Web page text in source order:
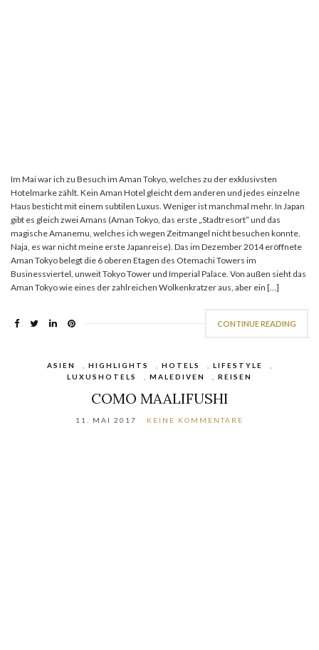
Im Mai war ich zu Besuch im Aman Tokyo, welches zu der exklusivsten
Hotelmarke zählt. Kein Aman Hotel gleicht dem anderen und jedes einzelne
Haus besticht mit einem subtilen Luxus. Weniger ist manchmal mehr. In Japan
gibt es gleich zwei Amans (Aman Tokyo, das erste „Stadtresort“ und das
magische Amanemu, welches ich wegen Zeitmangel nicht besuchen konnte.
Naja, es war nicht meine erste Japanreise). Das im Dezember 2014 eröffnete
Aman Tokyo belegt die 6 oberen Etagen des Otemachi Towers im
Businessviertel, unweit Tokyo Tower und Imperial Palace. Von außen sieht das
Aman Tokyo wie eines der zahlreichen Wolkenkratzer aus, aber ein […]
CONTINUE READING
ASIEN HIGHLIGHTS HOTELS LIFESTYLE
LUXUSHOTELS
MALEDIVEN REISEN
COMO MAALIFUSHI
11. MAI 2017 KEINE KOMMENTARE